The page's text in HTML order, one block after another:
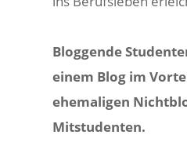
Bloggende
einem Blog im
ehemaligen
Mitstudenten.